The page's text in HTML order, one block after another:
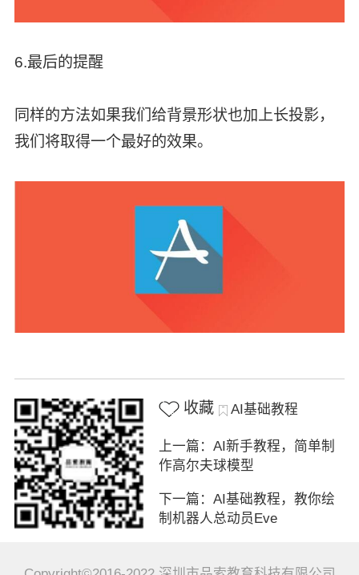
6.最后的提醒
同样的方法如果我们给背景形状也加上长投影，
我们将取得一个最好的效果。
收藏 AI基础教程
上一篇：AI新手教程，简单制
作高尔夫球模型
下一篇：AI基础教程，教你绘
制机器人总动员Eve